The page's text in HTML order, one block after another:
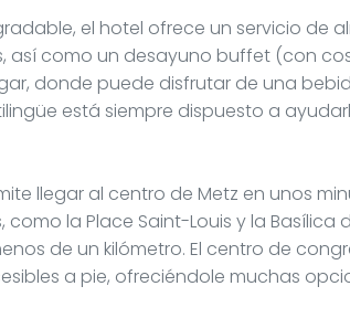
el hotel ofrece un servicio de
así como un desayuno buffet (con
donde puede disfrutar de una
está siempre dispuesto a
llegar al centro de Metz en unos
la Place Saint-Louis y la Basílica
de un kilómetro. El centro de
a pie, ofreciéndole muchas